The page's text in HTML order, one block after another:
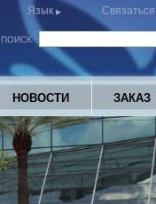
Язык Связаться
ПОИСК
НОВОСТИ ЗАКАЗ